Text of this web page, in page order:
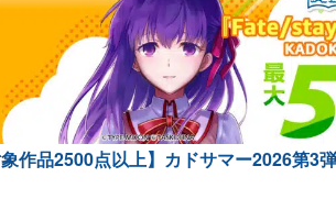
象作品2500点以上】カドサマー2026第3弾